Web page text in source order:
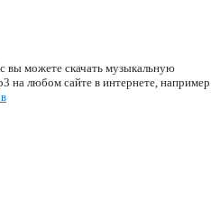
можете скачать музыкальную
на любом сайте в интернете, например